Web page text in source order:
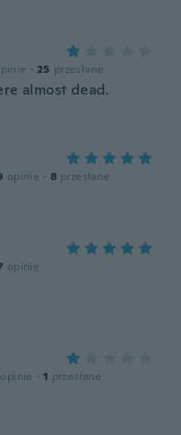
· 25 przesłane
almost dead.
opinie · 8 przesłane
opinie
opinie · 1 przesłane